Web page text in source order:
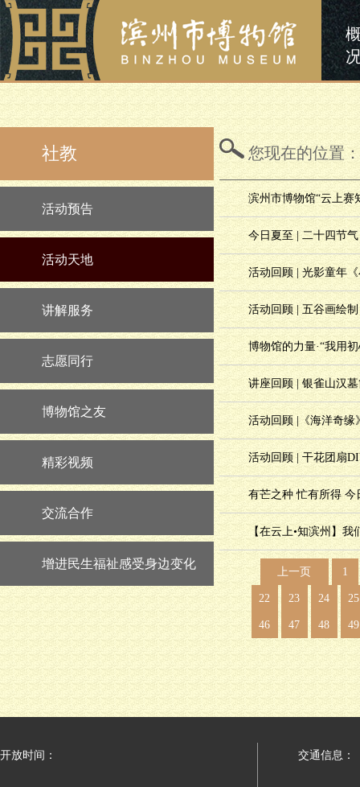
社教
活动预告
活动天地
讲解服务
志愿同行
博物馆之友
精彩视频
交流合作
增进民生福祉感受身边变化
您现在的位置：
滨州市博物馆“云上赛
今日夏至 | 二十四节
活动回顾 | 光影童年
活动回顾 | 五谷画绘制
博物馆的力量·“我用
讲座回顾 | 银雀山汉
活动回顾 |《海洋奇缘
活动回顾 | 干花团扇
有芒之种 忙有所得
【在云上•知滨州】我
上一页 1
22 23 24 25
46 47 48 49
开放时间： 交通信息：